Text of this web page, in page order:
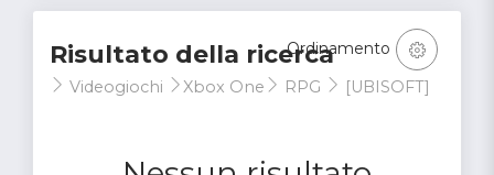
Risultato della ricerca
Videogiochi Xbox One RPG [UBISOFT]
Ordinamento